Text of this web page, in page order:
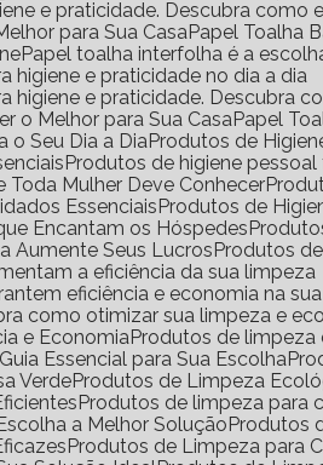
e praticidade. Descubra
para Sua Casa Papel Toalha
Papel toalha interfolha é a
higiene e praticidade no dia a dia
higiene e praticidade. Descubra
o Melhor para Sua Casa Papel
o Seu Dia a Dia Produtos de
Produtos de higiene
Toda Mulher Deve Conhecer
Essenciais
Produtos de
Encantam os Hóspedes
Aumente Seus Lucros
Produtos
a eficiência da sua limpeza
eficiência e economia na
como otimizar sua limpeza e
e Economia Produtos de
Essencial para Sua Escolha
Verde Produtos de Limpeza
Produtos de limpeza
a Melhor Solução
Produtos de Limpeza para